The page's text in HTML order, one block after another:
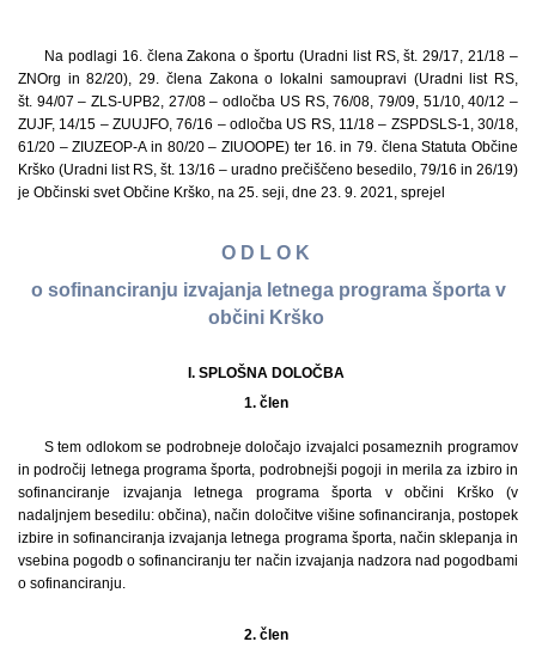
Na podlagi 16. člena Zakona o športu (Uradni list RS, št. 29/17, 21/18 –
ZNOrg in 82/20), 29. člena Zakona o lokalni samoupravi (Uradni list RS,
št. 94/07 – ZLS-UPB2, 27/08 – odločba US RS, 76/08, 79/09, 51/10, 40/12 –
ZUJF, 14/15 – ZUUJFO, 76/16 – odločba US RS, 11/18 – ZSPDSLS-1, 30/18,
61/20 – ZIUZEOP-A in 80/20 – ZIUOOPE) ter 16. in 79. člena Statuta Občine
Krško (Uradni list RS, št. 13/16 – uradno prečiščeno besedilo, 79/16 in 26/19)
je Občinski svet Občine Krško, na 25. seji, dne 23. 9. 2021, sprejel
O D L O K
o sofinanciranju izvajanja letnega programa športa v
občini Krško
I. SPLOŠNA DOLOČBA
1. člen
S tem odlokom se podrobneje določajo izvajalci posameznih programov
in področij letnega programa športa, podrobnejši pogoji in merila za izbiro in
sofinanciranje izvajanja letnega programa športa v občini Krško (v
nadaljnjem besedilu: občina), način določitve višine sofinanciranja, postopek
izbire in sofinanciranja izvajanja letnega programa športa, način sklepanja in
vsebina pogodb o sofinanciranju ter način izvajanja nadzora nad pogodbami
o sofinanciranju.
2. člen